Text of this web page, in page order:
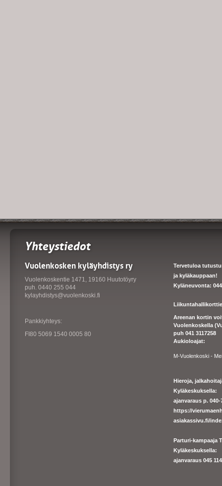
Yhteystiedot
Vuolenkosken kyläyhdistys ry
Vuolenkoskentie 1471, 19160 Huutotöyry
puh. 0440 255 044
kylayhdistys@vuolenkoski.fi
Pankkiyhteys:
FI80 5069 1540 0005 80
Tervetuloa
ja kyläkauppaan!
Kyläneuvonta: 044
Areenan kortin
Vuolenkoskella
puh 041 3117258
Aukioloajat:
M-Vuolenkoski -
Hieroja,
Kyläkeskuksella:
ajanvaraus p.
https://
asiakassivu.fi/
Parturi-kampaaja
Kyläkeskuksella:
ajanvaraus 045